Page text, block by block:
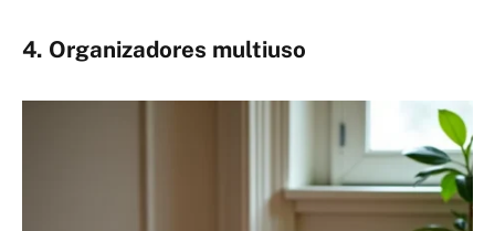
4. Organizadores multiuso